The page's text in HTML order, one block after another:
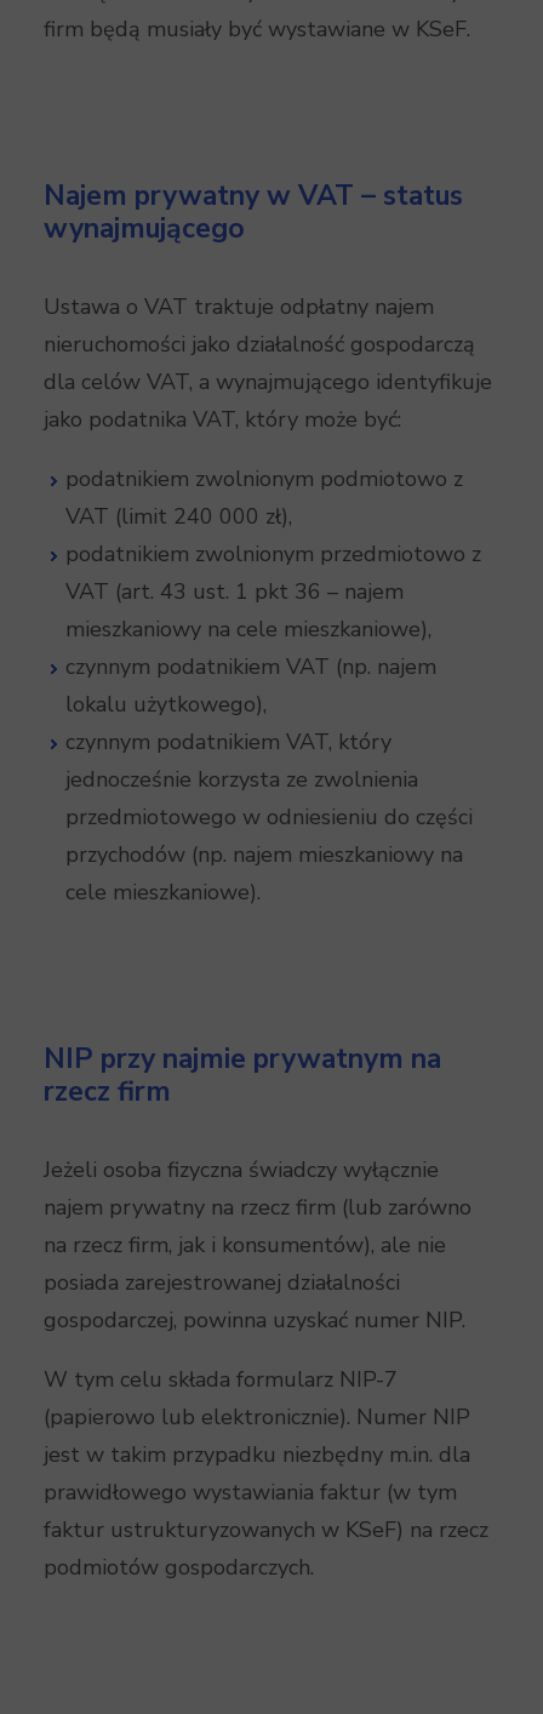
firm będą musiały być wystawiane w KSeF.
Najem prywatny w VAT – status
wynajmującego
Ustawa o VAT traktuje odpłatny najem
nieruchomości jako działalność gospodarczą
dla celów VAT, a wynajmującego identyfikuje
jako podatnika VAT, który może być:
podatnikiem zwolnionym podmiotowo z
VAT (limit 240 000 zł),
podatnikiem zwolnionym przedmiotowo z
VAT (art. 43 ust. 1 pkt 36 – najem
mieszkaniowy na cele mieszkaniowe),
czynnym podatnikiem VAT (np. najem
lokalu użytkowego),
czynnym podatnikiem VAT, który
jednocześnie korzysta ze zwolnienia
przedmiotowego w odniesieniu do części
przychodów (np. najem mieszkaniowy na
cele mieszkaniowe).
NIP przy najmie prywatnym na
rzecz firm
Jeżeli osoba fizyczna świadczy wyłącznie
najem prywatny na rzecz firm (lub zarówno
na rzecz firm, jak i konsumentów), ale nie
posiada zarejestrowanej działalności
gospodarczej, powinna uzyskać numer NIP.
W tym celu składa formularz NIP-7
(papierowo lub elektronicznie). Numer NIP
jest w takim przypadku niezbędny m.in. dla
prawidłowego wystawiania faktur (w tym
faktur ustrukturyzowanych w KSeF) na rzecz
podmiotów gospodarczych.